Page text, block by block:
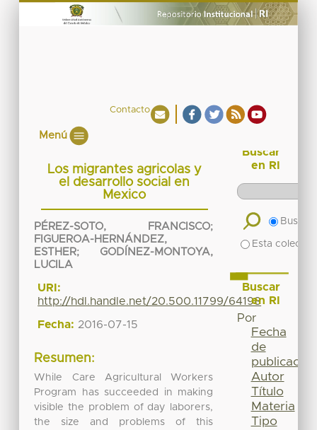
Contacto
Menú
Los migrantes agricolas y
el desarrollo social en
Mexico
PÉREZ-SOTO, FRANCISCO;
FIGUEROA-HERNÁNDEZ,
ESTHER; GODÍNEZ-MONTOYA,
LUCILA
URI:
http://hdl.handle.net/20.500.11799/64198
Fecha: 2016-07-15
Resumen:
While Care Agricultural Workers
Program has succeeded in making
visible the problem of day laborers,
the size and problems of this
Buscar
en RI
Buscar
Esta
Buscar
en RI
Por
Fecha
de
publicación
Autor
Título
Materia
Tipo